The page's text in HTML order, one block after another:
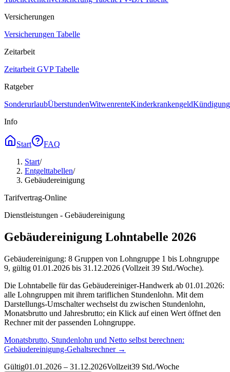
Versicherungen
Versicherungen Tabelle
Zeitarbeit
Zeitarbeit GVP Tabelle
Ratgeber
SonderurlaubÜberstundenWitwenrenteKinderkrankengeld
Info
Start
FAQ
Start/
Entgelttabellen/
Gebäudereinigung
Tarifvertrag-Online
Dienstleistungen - Gebäudereinigung
Gebäudereinigung Lohntabelle 2026
Gebäudereinigung: 8 Gruppen von Lohngruppe 1 bis Lohngruppe
9, gültig 01.01.2026 bis 31.12.2026 (Vollzeit 39 Std./Woche).
Die Lohntabelle für das Gebäudereiniger-Handwerk ab 01.01.2026:
alle Lohngruppen mit ihrem tariflichen Stundenlohn. Mit dem
Darstellungs-Umschalter wechselst du zwischen Stundenlohn,
Monatsbrutto und Jahresbrutto; ein Klick auf einen Wert öffnet den
Rechner mit der passenden Lohngruppe.
Monatsbrutto, Stundenlohn und Netto selbst berechnen:
Gebäudereinigung-Gehaltsrechner→
Gültig01.01.2026 – 31.12.2026Vollzeit39 Std./Woche